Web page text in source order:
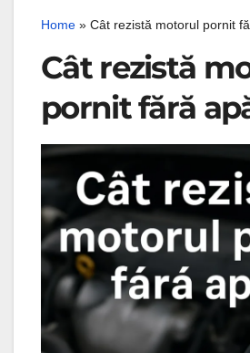
Home » Cât rezistă motorul pornit
Cât rezistă
pornit fără